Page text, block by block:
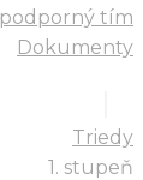
tím
Dokumenty
Triedy
1. stupeň